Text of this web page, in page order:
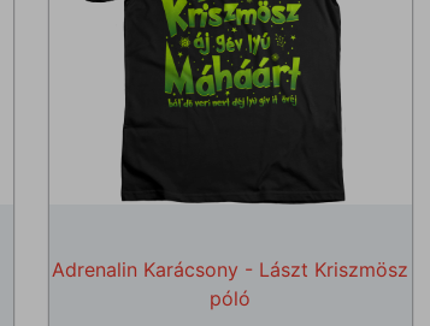
Adrenalin Karácsony - Lászt Kriszmösz
póló